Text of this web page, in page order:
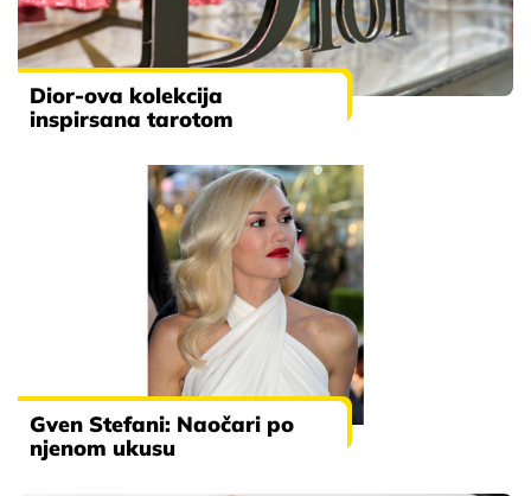
Dior-ova kolekcija
inspirsana tarotom
Gven Stefani: Naočari po
njenom ukusu